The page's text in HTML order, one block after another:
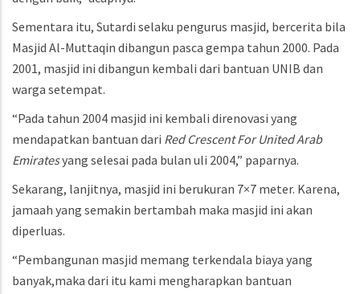
Sementara itu, Sutardi selaku pengurus masjid, bercerita bila
Masjid Al-Muttaqin dibangun pasca gempa tahun 2000. Pada
2001, masjid ini dibangun kembali dari bantuan UNIB dan
warga setempat.
“Pada tahun 2004 masjid ini kembali direnovasi yang
mendapatkan bantuan dari Red Crescent For United Arab
Emiratesyang selesai pada bulan uli 2004,” paparnya.
Sekarang, lanjitnya, masjid ini berukuran 7×7 meter. Karena,
jamaah yang semakin bertambah maka masjid ini akan
diperluas.
“Pembangunan masjid memang terkendala biaya yang
banyak,maka dari itu kami mengharapkan bantuan